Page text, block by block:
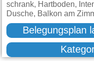
schrank, Hartboden,
Dusche, Balkon am
Belegungsplan